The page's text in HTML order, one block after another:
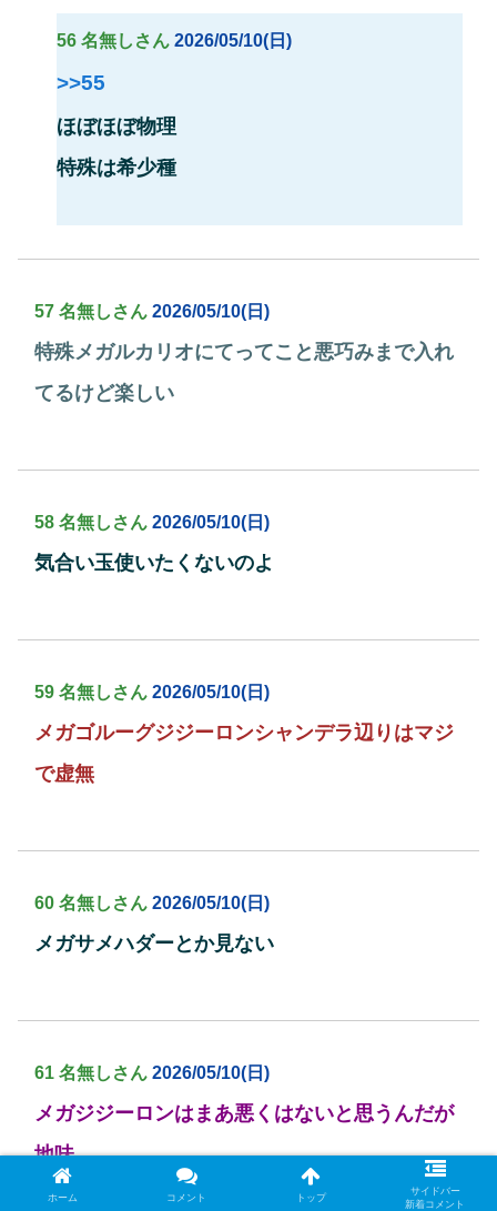
56 名無しさん 2026/05/10(日)
>>55
ほぼほぼ物理
特殊は希少種
57 名無しさん 2026/05/10(日)
特殊メガルカリオにてってこと悪巧みまで入れ
てるけど楽しい
58 名無しさん 2026/05/10(日)
気合い玉使いたくないのよ
59 名無しさん 2026/05/10(日)
メガゴルーグジジーロンシャンデラ辺りはマジ
で虚無
60 名無しさん 2026/05/10(日)
メガサメハダーとか見ない
61 名無しさん 2026/05/10(日)
メガジジーロンはまあ悪くはないと思うんだが
地味
自分はトリル使いこなせなくて無理だった
ホーム コメント トップ
サイドバー
新着コメント